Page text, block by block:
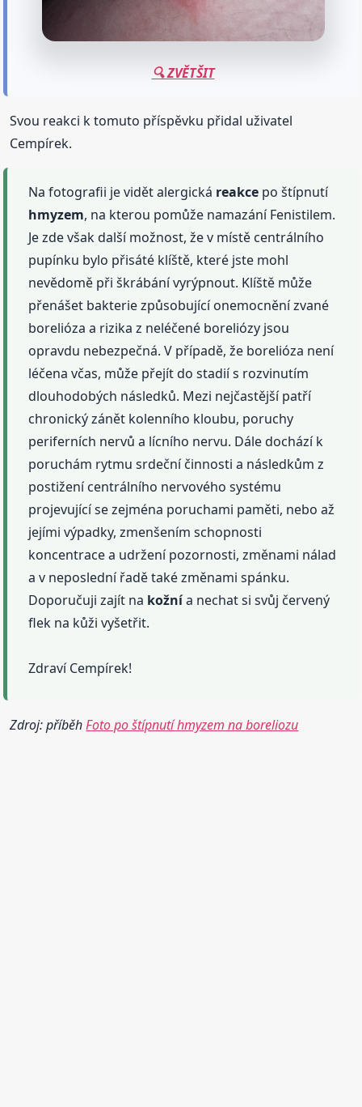
🔍 ZVĚTŠIT
Svou reakci k tomuto příspěvku přidal uživatel
Cempírek.
Na fotografii je vidět alergická reakce po štípnutí
hmyzem, na kterou pomůže namazání Fenistilem.
Je zde však další možnost, že v místě centrálního
pupínku bylo přisáté klíště, které jste mohl
nevědomě při škrábání vyrýpnout. Klíště může
přenášet bakterie způsobující onemocnění zvané
borelióza a rizika z neléčené boreliózy jsou
opravdu nebezpečná. V případě, že borelióza není
léčena včas, může přejít do stadií s rozvinutím
dlouhodobých následků. Mezi nejčastější patří
chronický zánět kolenního kloubu, poruchy
periferních nervů a lícního nervu. Dále dochází k
poruchám rytmu srdeční činnosti a následkům z
postižení centrálního nervového systému
projevující se zejména poruchami paměti, nebo až
jejími výpadky, zmenšením schopnosti
koncentrace a udržení pozornosti, změnami nálad
a v neposlední řadě také změnami spánku.
Doporučuji zajít na kožnía nechat si svůj červený
flek na kůži vyšetřit.
Zdraví Cempírek!
Zdroj: příběhFoto po štípnutí hmyzem na boreliozu